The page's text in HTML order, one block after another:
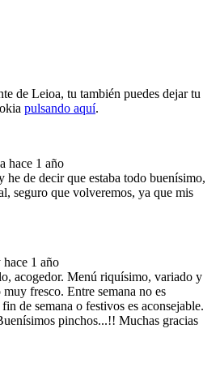
de Leioa, tu también puedes dejar tu
pulsando aquí.
he de decir que estaba todo buenísimo,
seguro que volveremos, ya que mis
acogedor. Menú riquísimo, variado y
fresco. Entre semana no es
de semana o festivos es aconsejable.
pinchos...!! Muchas gracias